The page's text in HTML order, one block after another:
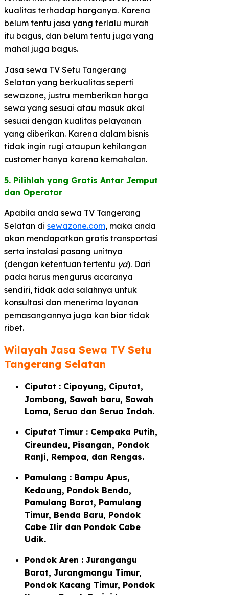
kualitas terhadap harganya. Karena
belum tentu jasa yang terlalu murah
itu bagus, dan belum tentu juga yang
mahal juga bagus.
Jasa sewa TV Setu Tangerang
Selatan yang berkualitas seperti
sewazone, justru memberikan harga
sewa yang sesuai atau masuk akal
sesuai dengan kualitas pelayanan
yang diberikan. Karena dalam bisnis
tidak ingin rugi ataupun kehilangan
customer hanya karena kemahalan.
5. Pilihlah yang Gratis Antar Jemput
dan Operator​
Apabila anda sewa TV Tangerang
Selatan di sewazone.com, maka anda
akan mendapatkan gratis transportasi
serta instalasi pasang unitnya
(dengan ketentuan tertentu ya). Dari
pada harus mengurus acaranya
sendiri, tidak ada salahnya untuk
konsultasi dan menerima layanan
pemasangannya juga kan biar tidak
ribet.
Wilayah Jasa Sewa TV Setu
Tangerang Selatan
Ciputat : Cipayung, Ciputat,
Jombang, Sawah baru, Sawah
Lama, Serua dan Serua Indah.
Ciputat Timur : Cempaka Putih,
Cireundeu, Pisangan, Pondok
Ranji, Rempoa, dan Rengas.
Pamulang : Bampu Apus,
Kedaung, Pondok Benda,
Pamulang Barat, Pamulang
Timur, Benda Baru, Pondok
Cabe Ilir dan Pondok Cabe
Udik.
Pondok Aren : Jurangangu
Barat, Jurangmangu Timur,
Pondok Kacang Timur, Pondok